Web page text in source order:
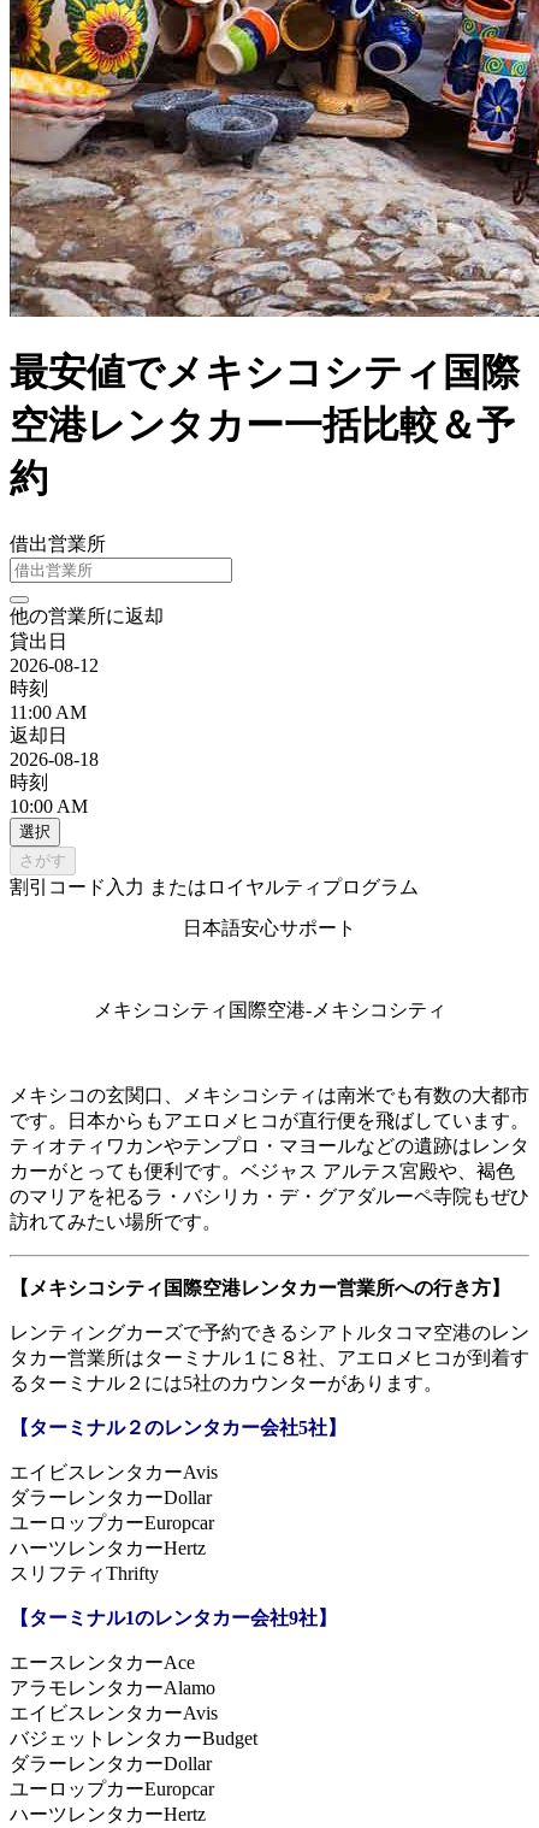
最安値でメキシコシティ国際
空港レンタカー一括比較＆予
約
借出営業所
他の営業所に返却
貸出日
2026-08-12
時刻
11:00 AM
返却日
2026-08-18
時刻
10:00 AM
選択
さがす
割引コード入力 またはロイヤルティプログラム
日本語安心サポート
メキシコシティ国際空港-メキシコシティ
メキシコの玄関口、メキシコシティは南米でも有数の大都市
です。日本からもアエロメヒコが直行便を飛ばしています。
ティオティワカンやテンプロ・マヨールなどの遺跡はレンタ
カーがとっても便利です。ベジャス アルテス宮殿や、褐色
のマリアを祀るラ・バシリカ・デ・グアダルーペ寺院もぜひ
訪れてみたい場所です。
【メキシコシティ国際空港レンタカー営業所への行き方】
レンティングカーズで予約できるシアトルタコマ空港のレン
タカー営業所はターミナル１に８社、アエロメヒコが到着す
るターミナル２には5社のカウンターがあります。
【ターミナル２のレンタカー会社5社】
エイビスレンタカーAvis
ダラーレンタカーDollar
ユーロップカーEuropcar
ハーツレンタカーHertz
スリフティThrifty
【ターミナル1のレンタカー会社9社】
エースレンタカーAce
アラモレンタカーAlamo
エイビスレンタカーAvis
バジェットレンタカーBudget
ダラーレンタカーDollar
ユーロップカーEuropcar
ハーツレンタカーHertz